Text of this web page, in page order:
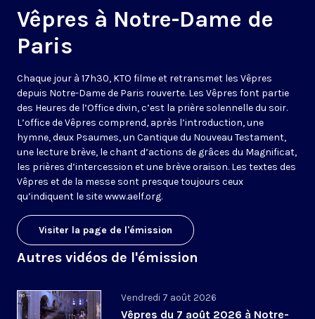
Vêpres à Notre-Dame de
Paris
Chaque jour à 17h30, KTO filme et retransmet les Vêpres
depuis Notre-Dame de Paris rouverte. Les Vêpres font partie
des Heures de l’Office divin, c’est la prière solennelle du soir.
L’office de Vêpres comprend, après l’introduction, une
hymne, deux Psaumes, un Cantique du Nouveau Testament,
une lecture brève, le chant d’actions de grâces du Magnificat,
les prières d’intercession et une brève oraison. Les textes des
Vêpres et de la messe sont presque toujours ceux
qu’indiquent le sitewww.aelf.org.
Visiter la page de l'émission
Autres vidéos de l'émission
Vendredi 7 août 2026
Vêpres du 7 août 2026 à Notre-